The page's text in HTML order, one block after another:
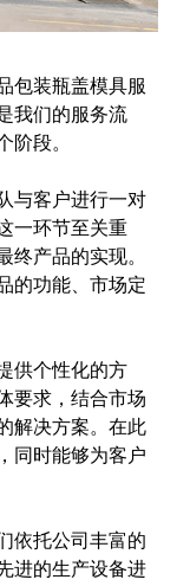
包装瓶盖模具服
我们的服务流
阶段。
与客户进行一对
一环节至关重
终产品的实现。
的功能、市场定
供个性化的方
要求，结合市场
解决方案。在此
同时能够为客户
依托公司丰富的
进的生产设备进